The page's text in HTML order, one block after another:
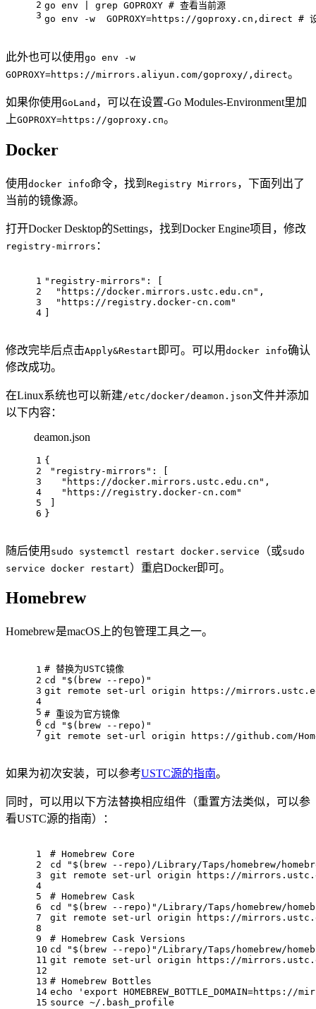
2
3
go env | grep GOPROXY # 查看当前源
go env -w  GOPROXY=https://goproxy.cn,direct #
此外也可以使用 go env -w
GOPROXY=https://mirrors.aliyun.com/goproxy/,direct。
如果你使用 GoLand ，可以在设置-Go Modules-Environment里加
上GOPROXY=https://goproxy.cn。
Docker
使用 docker info命令，找到 Registry Mirrors ，下面列出了
当前的镜像源。
打开Docker Desktop的Settings，找到Docker Engine项目，修改
registry-mirrors ：
1
2
3
4
"registry-mirrors" :
[
"https://docker.mirrors.ustc.edu.cn" ,
"https://registry.docker-cn.com"
]
修改完毕后点击Apply&Restart 即可。可以用 docker info确认
修改成功。
在Linux系统也可以新建/etc/docker/deamon.json文件并添加
以下内容：
deamon.json
1
2
3
4
5
6
{
"registry-mirrors" :
[
"https://docker.mirrors.ustc.edu.cn" ,
"https://registry.docker-cn.com"
]
}
随后使用 sudo systemctl restart docker.service （或sudo
service docker restart）重启Docker即可。
Homebrew
Homebrew是macOS上的包管理工具之一。
1
2
3
4
5
6
7
# 替换为USTC镜像
cd
" $(brew --repo) "
git remote set-url origin https://
# 重设为官方镜像
cd
" $(brew --repo) "
git remote set-url origin https://github.com/
如果为初次安装，可以参考USTC源的指南。
同时，可以用以下方法替换相应组件（重置方法类似，可以参
看USTC源的指南）：
1
2
3
4
5
6
7
8
9
10
11
12
13
14
15
# Homebrew Core
cd
" $(brew --repo) /Library/Taps/homebrew/
git remote set-url origin https://
# Homebrew Cask
cd
" $(brew --repo) " /Library/Taps/homebrew/
git remote set-url origin https://
# Homebrew Cask Versions
cd
" $(brew --repo) " /Library/Taps/homebrew/
git remote set-url origin https://
# Homebrew Bottles
echo
'export
source ~/.bash_profile